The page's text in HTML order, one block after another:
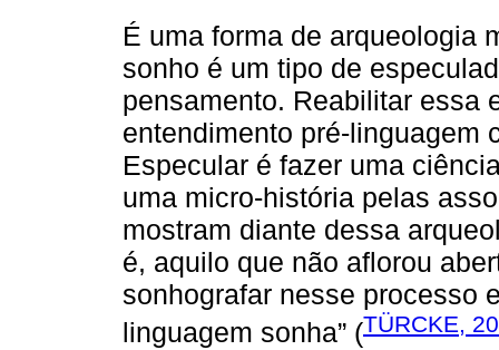
É uma forma de arqueologia
sonho é um tipo de
pensamento. Reabilitar essa
entendimento pré-linguagem
Especular é fazer uma
uma micro-história pelas
mostram diante dessa
é, aquilo que não aflorou
sonhografar nesse processo
linguagem sonha” (TÜRCKE,